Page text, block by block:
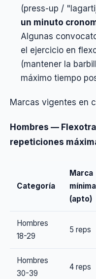
(press-up /
un minuto
Algunas
el ejercicio en
(mantener la
máximo tiempo
Marcas vigentes en
Hombres —
repeticiones
Categoría
Marca
mínima
(apto)
Hombres
18-29
5 reps
Hombres
30-39
4 reps